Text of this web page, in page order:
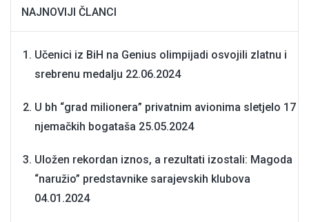
NAJNOVIJI ČLANCI
Učenici iz BiH na Genius olimpijadi osvojili zlatnu i
srebrenu medalju 22.06.2024
U bh “grad milionera” privatnim avionima sletjelo 17
njemačkih bogataša 25.05.2024
Uložen rekordan iznos, a rezultati izostali: Magoda
“naružio” predstavnike sarajevskih klubova
04.01.2024